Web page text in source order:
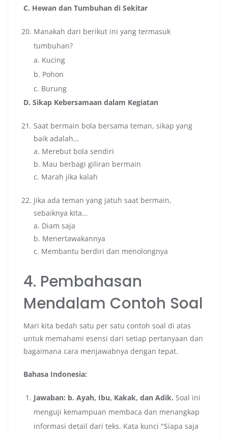
C. Hewan dan Tumbuhan di Sekitar
Manakah dari berikut ini yang termasuk
tumbuhan?
a. Kucing
b. Pohon
c. Burung
D. Sikap Kebersamaan dalam Kegiatan
Saat bermain bola bersama teman, sikap yang
baik adalah…
a. Merebut bola sendiri
b. Mau berbagi giliran bermain
c. Marah jika kalah
Jika ada teman yang jatuh saat bermain,
sebaiknya kita…
a. Diam saja
b. Menertawakannya
c. Membantu berdiri dan menolongnya
4. Pembahasan
Mendalam Contoh Soal
Mari kita bedah satu per satu contoh soal di atas
untuk memahami esensi dari setiap pertanyaan dan
bagaimana cara menjawabnya dengan tepat.
Bahasa Indonesia:
Jawaban: b. Ayah, Ibu, Kakak, dan Adik. Soal ini
menguji kemampuan membaca dan menangkap
informasi detail dari teks. Kata kunci "Siapa saja